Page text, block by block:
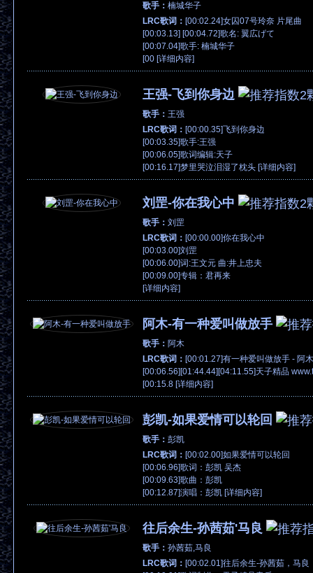
歌手： 楠城华子
LRC歌词： [00:02.24]女囚07号玲奈 片尾曲
[00:03.13] [00:04.72]歌名: 翼広げて
[00:07.04]歌手: 楠城华子
[00 [详细内容]
王强-飞到你身边
歌手： 王强
LRC歌词： [00:00.35]飞到你身边
[00:03.35]歌手:王强
[00:06.05]歌词编辑:天子
[00:16.17]梦里哭泣泪湿了枕头 [详细内容]
刘罡-你在我心中
歌手： 刘罡
LRC歌词： [00:00.00]你在我心中
[00:03.00]刘罡
[00:06.00]词:王文元 曲:井上忠夫
[00:09.00]专辑：君再来
[详细内容]
阿木-有一种爱叫做放手
歌手： 阿木
LRC歌词： [00:01.27]有一种爱叫做放手 - 阿木
[00:06.56][01:44.44][04:11.55]天子精品
[00:15.8 [详细内容]
彭凯-如果爱情可以轮回
歌手： 彭凯
LRC歌词： [00:02.00]如果爱情可以轮回
[00:06.96]歌词：彭凯 吴杰
[00:09.63]歌曲：彭凯
[00:12.87]演唱：彭凯 [详细内容]
往后余生-孙茜茹'马良
歌手： 孙茜茹,马良
LRC歌词： [00:02.01]往后余生-孙茜茹，马良